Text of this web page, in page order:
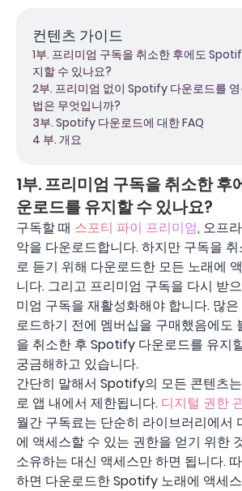
컨텐츠 가이드
1부. 프리미엄 구독을 취소한 후에도
지할 수 있나요?
2부. 프리미엄 없이 Spotify 다운로드를
법은 무엇입니까?
3부. Spotify 다운로드에 대한 FAQ
4 부. 개요
1부. 프리미엄 구독을 취소한
운로드를 유지할 수 있나요?
구독할 때 스포티 파이 프리미엄, 오프
악을 다운로드합니다. 하지만 구독을
로 듣기 위해 다운로드한 모든 노래에
니다. 그리고 프리미엄 구독을 다시 받
미엄 구독을 재활성화해야 합니다. 많
로드하기 전에 멤버십을 구매했음에도
을 취소한 후 Spotify 다운로드를 유지
궁금해하고 있습니다.
간단히 말해서 Spotify의 모든 콘텐츠
로 앱 내에서 제한됩니다. 디지털 권한
월간 구독료는 단순히 라이브러리에서
에 액세스할 수 있는 권한을 얻기 위한
소유하는 대신 액세스만 하면 됩니다.
하면 다운로드한 Spotify 노래에 액세